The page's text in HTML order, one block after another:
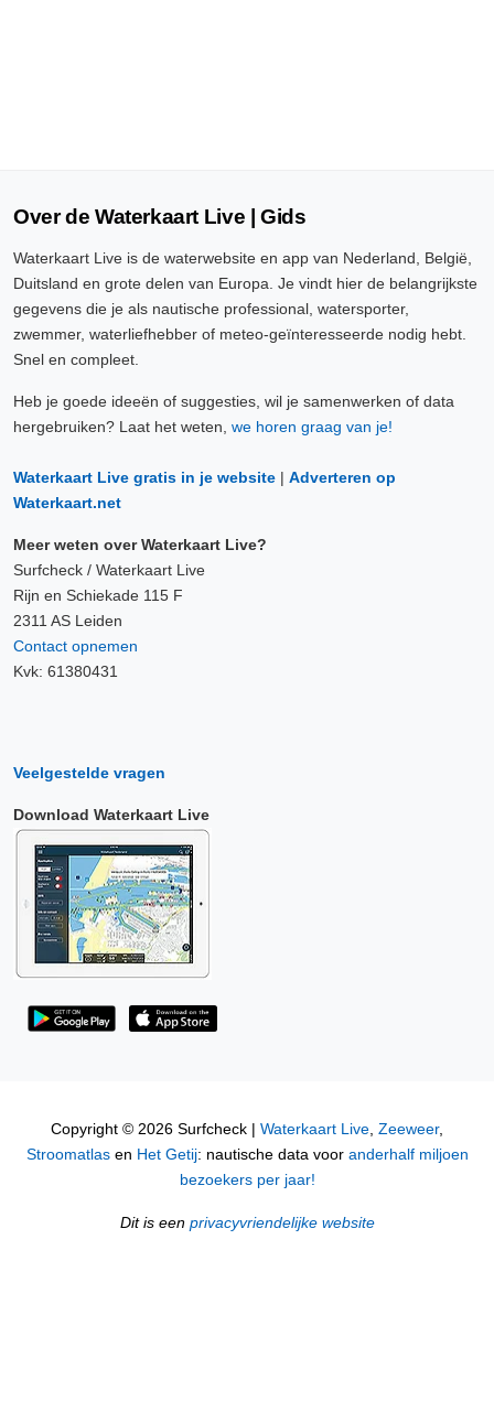
Over de Waterkaart Live | Gids
Waterkaart Live is de waterwebsite en app van Nederland, België,
Duitsland en grote delen van Europa. Je vindt hier de belangrijkste
gegevens die je als nautische professional, watersporter,
zwemmer, waterliefhebber of meteo-geïnteresseerde nodig hebt.
Snel en compleet.
Heb je goede ideeën of suggesties, wil je samenwerken of data
hergebruiken? Laat het weten, we horen graag van je!
Waterkaart Live gratis in je website | Adverteren op
Waterkaart.net
Meer weten over Waterkaart Live?
Surfcheck / Waterkaart Live
Rijn en Schiekade 115 F
2311 AS Leiden
Contact opnemen
Kvk: 61380431
Veelgestelde vragen
Download Waterkaart Live
Copyright © 2026 Surfcheck | Waterkaart Live, Zeeweer,
Stroomatlasen Het Getij: nautische data voor anderhalf miljoen
bezoekers per jaar!
Dit is een privacyvriendelijke website